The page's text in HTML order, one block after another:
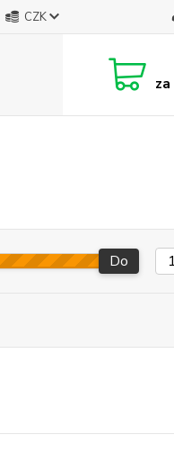
CZK
za
Do